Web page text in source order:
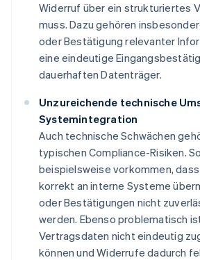
Widerruf über ein strukturiertes
muss. Dazu gehören
oder Bestätigung relevanter
eine eindeutige
dauerhaften Datenträger.
Unzureichende technische
Systemintegration
Auch technische Schwächen
typischen Compliance-Risiken.
beispielsweise vorkommen,
korrekt an interne Systeme
oder Bestätigungen nicht
werden. Ebenso problematisch
Vertragsdaten nicht eindeutig
können und Widerrufe dadurch